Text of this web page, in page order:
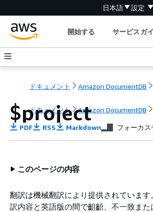
日本語 設定
開始する サービスガ
ドキュメント Amazon DocumentDB
ドキュメント Amazon DocumentDB
$project
PDF RSS Markdown フォーカス
このページの内容
翻訳は機械翻訳により提供されていま
訳内容と英語版の間で齟齬、不一致ま